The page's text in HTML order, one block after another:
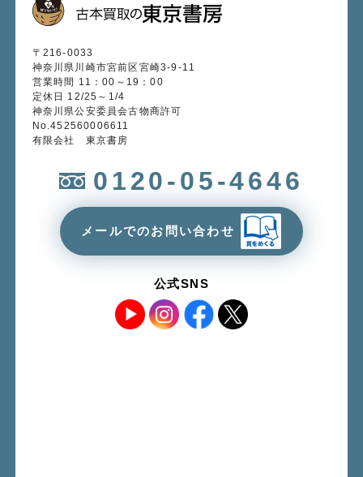
〒216-0033
神奈川県川崎市宮前区宮崎3-9-11
営業時間 11：00～19：00
定休日 12/25～1/4
神奈川県公安委員会古物商許可
No.452560006611
有限会社 東京書房
0120-05-4646
メールでのお問い合わせ
公式SNS